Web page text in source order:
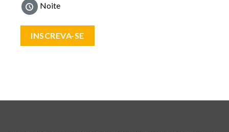
Noite
INSCREVA-SE